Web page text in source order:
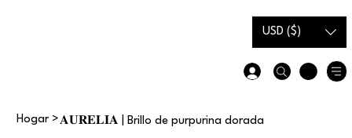
USD ($)
Hogar >𝐀𝐔𝐑𝐄𝐋𝐈𝐀 | Brillo de purpurina dorada